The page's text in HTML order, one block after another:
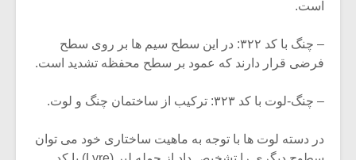
است.
– چنگ با کد ۳۲۲: در این سطح سیم ها بر روی سطح
فرضی قرار دارند که عمود بر سطح محفظه تشدید است.
– چنگ-لوت با کد ۳۲۳: ترکیب از ساختمان چنگ و لوت.
در دسته لوت ها با توجه به ماهیت ساختاری خود می توان